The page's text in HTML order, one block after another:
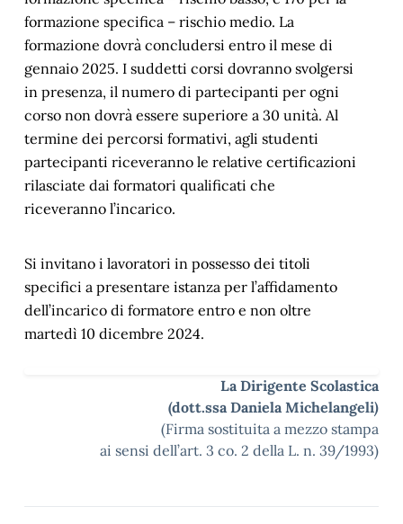
formazione specifica – rischio medio. La
formazione dovrà concludersi entro il mese di
gennaio 2025. I suddetti corsi dovranno svolgersi
in presenza, il numero di partecipanti per ogni
corso non dovrà essere superiore a 30 unità. Al
termine dei percorsi formativi, agli studenti
partecipanti riceveranno le relative certificazioni
rilasciate dai formatori qualificati che
riceveranno l’incarico.
Si invitano i lavoratori in possesso dei titoli
specifici a presentare istanza per l’affidamento
dell’incarico di formatore entro e non oltre
martedì 10 dicembre 2024.
La Dirigente Scolastica
(dott.ssa Daniela Michelangeli)
(Firma sostituita a mezzo stampa
ai sensi dell’art. 3 co. 2 della L. n. 39/1993)